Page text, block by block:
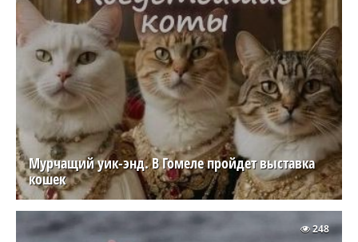
Мурчащий уик-энд. В Гомеле пройдет выставка
кошек
248